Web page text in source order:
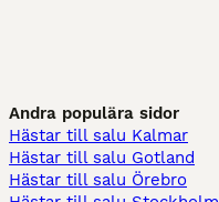
Andra populära sidor
Hästar till salu Kalmar
Hästar till salu Gotland
Hästar till salu Örebro